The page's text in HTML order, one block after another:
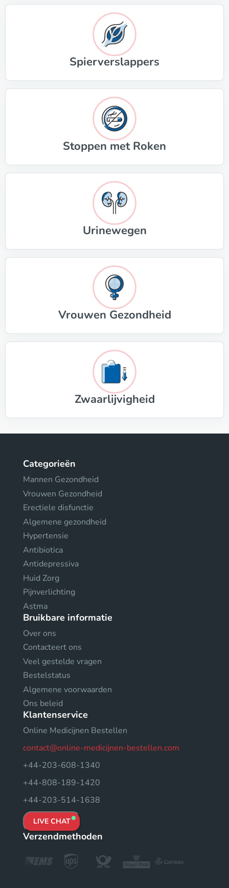
Spierverslappers
Stoppen met Roken
Urinewegen
Vrouwen Gezondheid
Zwaarlijvigheid
Categorieën
Mannen Gezondheid
Vrouwen Gezondheid
Erectiele disfunctie
Algemene gezondheid
Hypertensie
Antibiotica
Antidepressiva
Huid Zorg
Pijnverlichting
Astma
Bruikbare informatie
Over ons
Contacteert ons
Veel gestelde vragen
Bestelstatus
Algemene voorwaarden
Ons beleid
Klantenservice
Online Medicijnen Bestellen
contact@online-medicijnen-bestellen.com
+44-203-608-1340
+44-808-189-1420
+44-203-514-1638
LIVE CHAT
Verzendmethoden